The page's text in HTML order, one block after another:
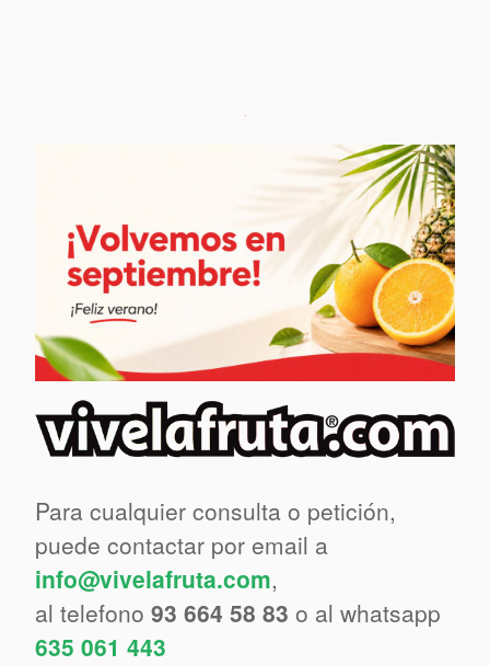
Para cualquier consulta o petición,
puede contactar por email a
info@vivelafruta.com,
al telefono 93 664 58 83 o al whatsapp
635 061 443